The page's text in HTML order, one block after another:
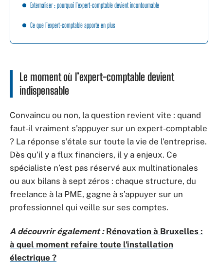
Externaliser : pourquoi l’expert-comptable devient incontournable
Ce que l’expert-comptable apporte en plus
Le moment où l’expert-comptable devient
indispensable
Convaincu ou non, la question revient vite : quand
faut-il vraiment s’appuyer sur un expert-comptable
? La réponse s’étale sur toute la vie de l’entreprise.
Dès qu’il y a flux financiers, il y a enjeux. Ce
spécialiste n’est pas réservé aux multinationales
ou aux bilans à sept zéros : chaque structure, du
freelance à la PME, gagne à s’appuyer sur un
professionnel qui veille sur ses comptes.
A découvrir également : Rénovation à Bruxelles :
à quel moment refaire toute l'installation
électrique ?